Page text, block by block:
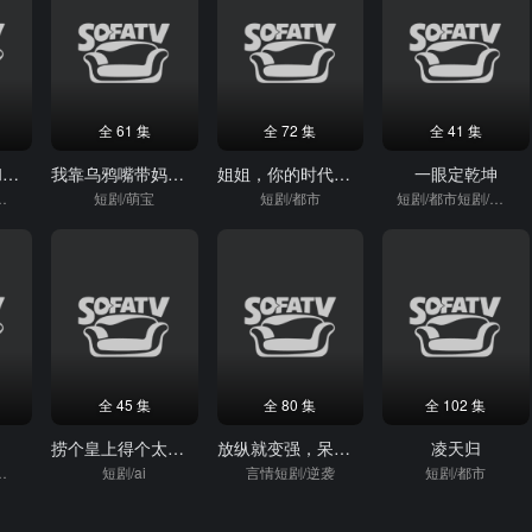
大小姐归来，和她的忠犬保镖开大了
全 61 集
我靠乌鸦嘴带妈妈走上人生巅峰
短剧/萌宝
全 72 集
姐姐，你的时代结束了
短剧/都市
全 41 集
一眼定乾坤
短剧/都市短剧/逆袭
全 45 集
捞个皇上得个太子（59集）Ai短剧
短剧/ai
全 80 集
放纵就变强，呆萌学霸倒追我
言情短剧/逆袭
全 102 集
凌天归
短剧/都市